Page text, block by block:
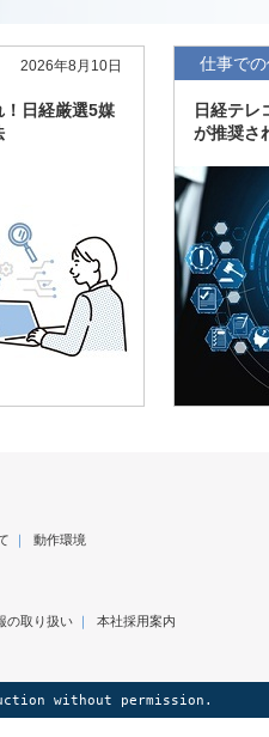
ート」の最新版、10～3月実
2026年8月10日
日経厳選5媒
仕事で
日経テレ
が推奨さ
｜ 動作環境
の取り扱い｜ 本社採用案内
without permission.